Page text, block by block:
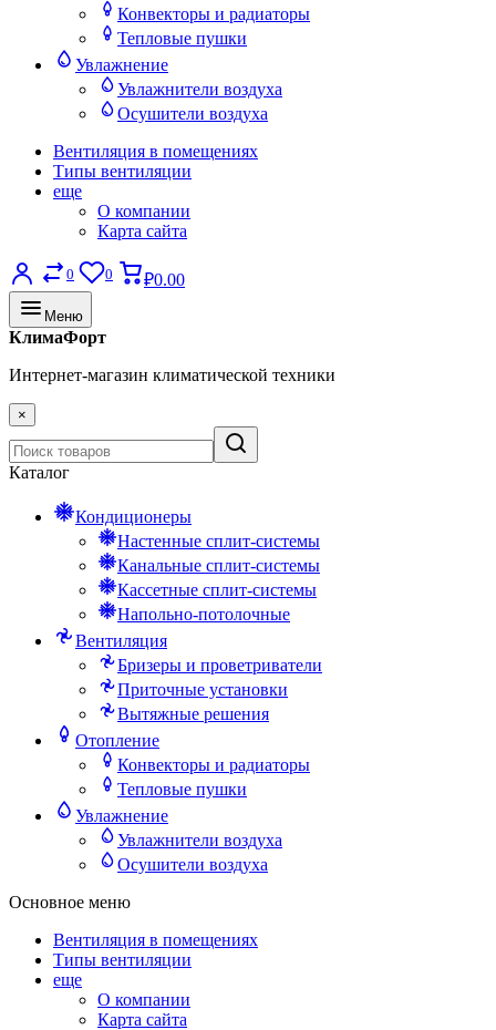
Конвекторы и радиаторы
Тепловые пушки
Увлажнение
Увлажнители воздуха
Осушители воздуха
Вентиляция в помещениях
Типы вентиляции
еще
О компании
Карта сайта
0 0 ₽0.00
Меню
КлимаФорт
Интернет-магазин климатической техники
×
Каталог
Кондиционеры
Настенные сплит-системы
Канальные сплит-системы
Кассетные сплит-системы
Напольно-потолочные
Вентиляция
Бризеры и проветриватели
Приточные установки
Вытяжные решения
Отопление
Конвекторы и радиаторы
Тепловые пушки
Увлажнение
Увлажнители воздуха
Осушители воздуха
Основное меню
Вентиляция в помещениях
Типы вентиляции
еще
О компании
Карта сайта